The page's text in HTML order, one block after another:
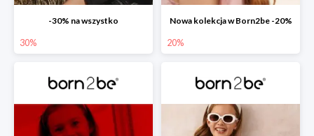
-30% na wszystko
30%
Nowa kolekcja w Born2be -20%
20%